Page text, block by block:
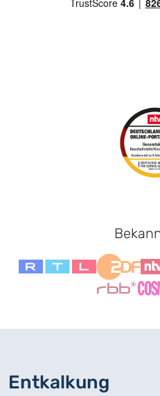
Ent­kalkung